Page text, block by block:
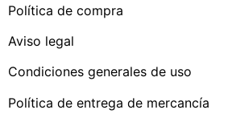
Política de compra
Aviso legal
Condiciones generales de uso
Política de entrega de mercancía